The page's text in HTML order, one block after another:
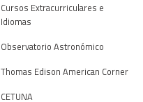
Cursos Extracurriculares e
Idiomas
Observatorio Astronómico
Thomas Edison American Corner
CETUNA